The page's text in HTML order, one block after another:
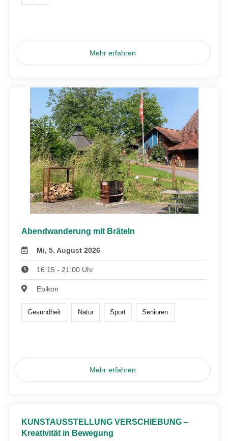
Mehr erfahren
Abendwanderung mit Bräteln
Mi, 5. August 2026
16:15 - 21:00 Uhr
Ebikon
Gesundheit Natur Sport Senioren
Mehr erfahren
KUNSTAUSSTELLUNG VERSCHIEBUNG –
Kreativität in Bewegung